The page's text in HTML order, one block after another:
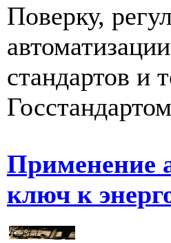
Поверку,
стандартов и
Применение
ключ к